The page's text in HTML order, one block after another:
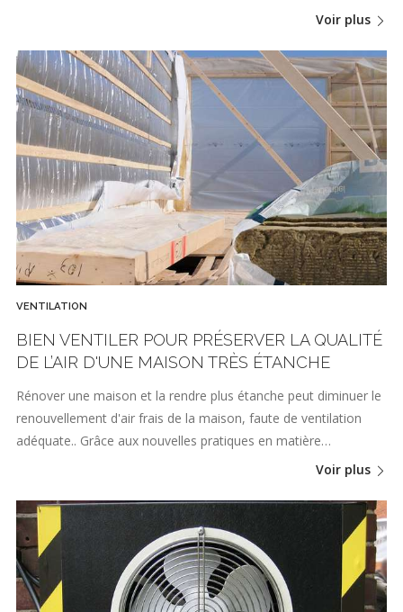
Voir plus
VENTILATION
BIEN VENTILER POUR PRÉSERVER LA QUALITÉ
DE L’AIR D'UNE MAISON TRÈS ÉTANCHE
Rénover une maison et la rendre plus étanche peut diminuer le
renouvellement d'air frais de la maison, faute de ventilation
adéquate.. Grâce aux nouvelles pratiques en matière…
Voir plus